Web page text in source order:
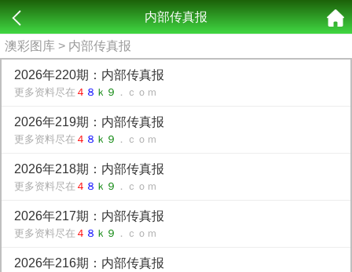
内部传真报
澳彩图库 > 内部传真报
2026年220期：内部传真报
更多资料尽在 ４ ８ ｋ９ ．ｃｏｍ
2026年219期：内部传真报
更多资料尽在 ４ ８ ｋ９ ．ｃｏｍ
2026年218期：内部传真报
更多资料尽在 ４ ８ ｋ９ ．ｃｏｍ
2026年217期：内部传真报
更多资料尽在 ４ ８ ｋ９ ．ｃｏｍ
2026年216期：内部传真报